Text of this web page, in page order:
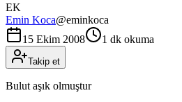
EK
Emin Koca@eminkoca
15 Ekim 2008
1 dk okuma
Takip et
Bulut aşık olmuştur